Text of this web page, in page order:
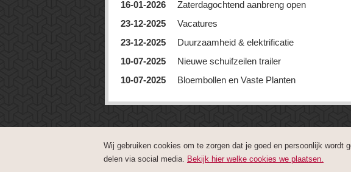
16-01-2026
Zaterdagochtend aanbreng open
23-12-2025
Vacatures
23-12-2025
Duurzaamheid & elektrificatie
10-07-2025
Nieuwe schuifzeilen trailer
10-07-2025
Bloembollen en Vaste Planten
Wij gebruiken cookies om te zorgen dat je goed en persoonlijk
delen via social media. Bekijk hier welke cookies we plaatsen.